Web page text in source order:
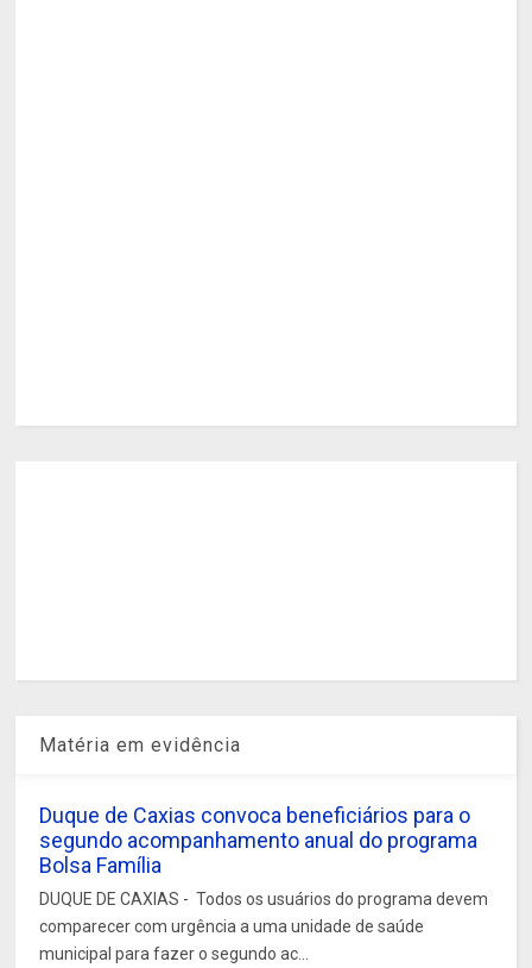
Matéria em evidência
Duque de Caxias convoca beneficiários para o
segundo acompanhamento anual do programa
Bolsa Família
DUQUE DE CAXIAS - Todos os usuários do programa devem
comparecer com urgência a uma unidade de saúde
municipal para fazer o segundo ac...